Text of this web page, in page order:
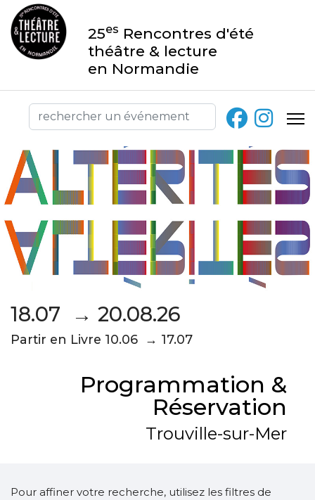
25es Rencontres d'été
théâtre & lecture
en Normandie
18.07 → 20.08.26
Partir en Livre 10.06 → 17.07
Programmation &
Réservation
Trouville-sur-Mer
Pour affiner votre recherche, utilisez les filtres de